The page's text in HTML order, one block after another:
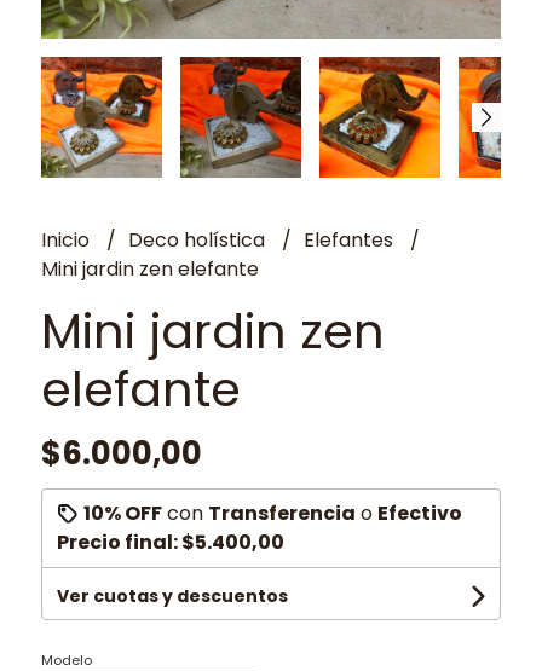
Inicio Deco holística
Elefantes
Mini jardin zen elefante
Mini jardin zen
elefante
$6.000,00
10% OFFcon Transferencia o Efectivo
Precio final:$5.400,00
Ver cuotas y descuentos
Modelo